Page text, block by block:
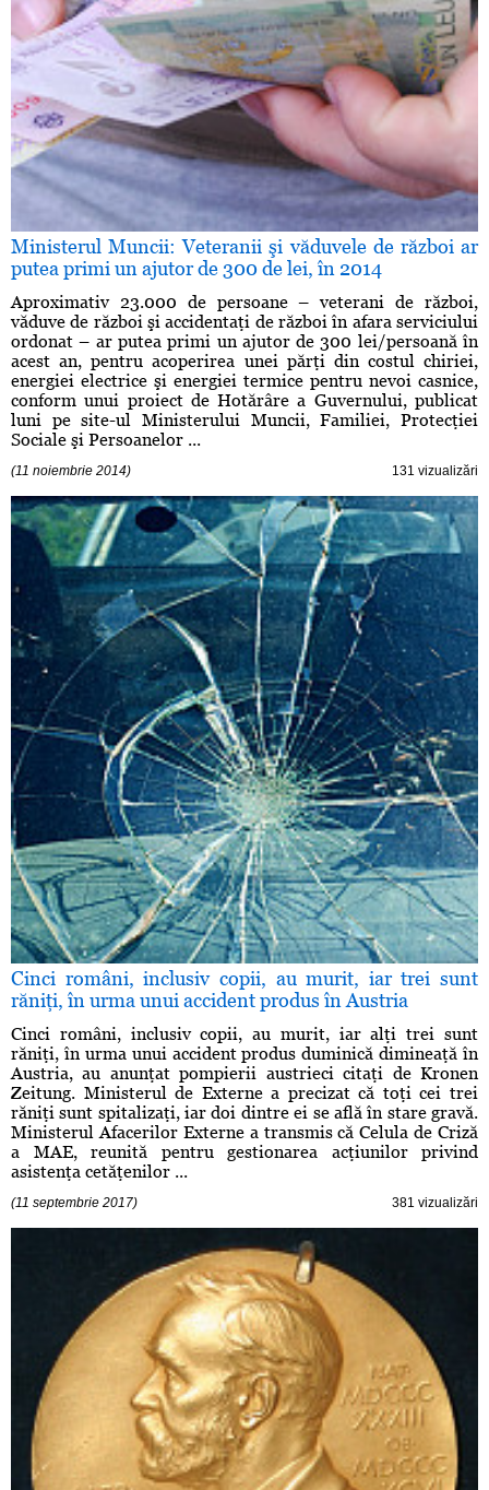
Ministerul Muncii: Veteranii şi văduvele de război ar
putea primi un ajutor de 300 de lei, în 2014
Aproximativ 23.000 de persoane – veterani de război,
văduve de război şi accidentaţi de război în afara serviciului
ordonat – ar putea primi un ajutor de 300 lei/persoană în
acest an, pentru acoperirea unei părţi din costul chiriei,
energiei electrice şi energiei termice pentru nevoi casnice,
conform unui proiect de Hotărâre a Guvernului, publicat
luni pe site-ul Ministerului Muncii, Familiei, Protecţiei
Sociale şi Persoanelor ...
(11 noiembrie 2014) 131 vizualizări
Cinci români, inclusiv copii, au murit, iar trei sunt
răniţi, în urma unui accident produs în Austria
Cinci români, inclusiv copii, au murit, iar alţi trei sunt
răniţi, în urma unui accident produs duminică dimineaţă în
Austria, au anunţat pompierii austrieci citaţi de Kronen
Zeitung. Ministerul de Externe a precizat că toţi cei trei
răniţi sunt spitalizaţi, iar doi dintre ei se află în stare gravă.
Ministerul Afacerilor Externe a transmis că Celula de Criză
a MAE, reunită pentru gestionarea acţiunilor privind
asistenţa cetăţenilor ...
(11 septembrie 2017) 381 vizualizări